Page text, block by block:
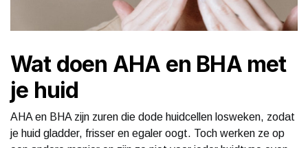
Wat doen AHA en BHA met
je huid
AHA en BHA zijn zuren die dode huidcellen losweken, zodat
je huid gladder, frisser en egaler oogt. Toch werken ze op